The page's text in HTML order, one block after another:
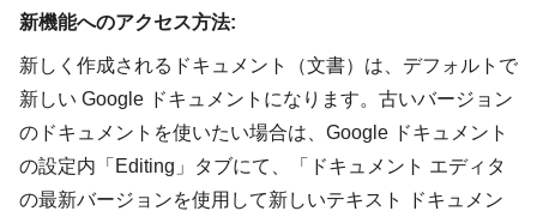
新機能へのアクセス方法:
新しく作成されるドキュメント（文書）は、デフォルトで
新しい Google ドキュメントになります。古いバージョン
のドキュメントを使いたい場合は、Google ドキュメント
の設定内「Editing」タブにて、「ドキュメント エディタ
の最新バージョンを使用して新しいテキスト ドキュメン